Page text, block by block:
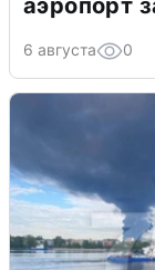
аэропорт
6 августа 0